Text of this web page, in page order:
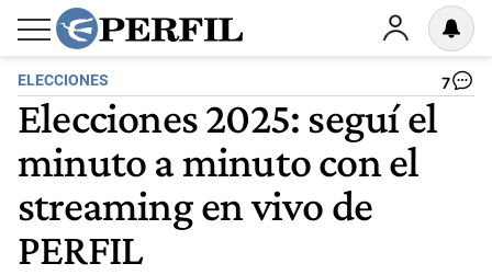
ELECCIONES 7
Elecciones 2025: seguí el
minuto a minuto con el
streaming en vivo de
PERFIL